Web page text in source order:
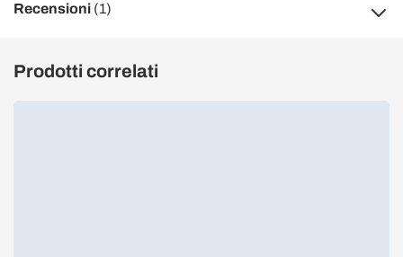
Recensioni (1)
Prodotti correlati